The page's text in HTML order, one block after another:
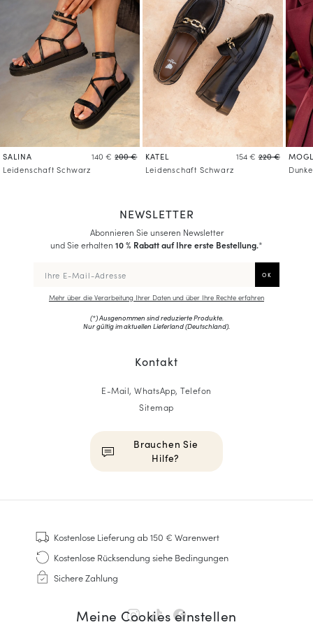
SALINA 140 € 200 €
Leidenschaft Schwarz
KATEL 154 € 220 €
Leidenschaft Schwarz
Meine Cookies einstellen
NEWSLETTER
Abonnieren Sie unseren Newsletter
und Sie erhalten 10 % Rabatt auf Ihre erste Bestellung.*
Mehr über die Verarbeitung Ihrer Daten und über Ihre Rechte erfahren
(*) Ausgenommen sind reduzierte Produkte.
Nur gültig im aktuellen Lieferland (Deutschland).
Kontakt
E-Mail, WhatsApp, Telefon
Sitemap
Brauchen Sie
Hilfe?
Sneakers
Goodyear genäht
Derbys & Richelieu
Richelieu-Herrenschuhe
Sandalen & Espadrilles
Kostenlose Lieferung ab 150 € Warenwert
Kostenlose Rücksendung siehe Bedingungen
Sichere Zahlung
Mehr über die Verarbeitung Ihrer Daten und über Ihre Rechte erfahren